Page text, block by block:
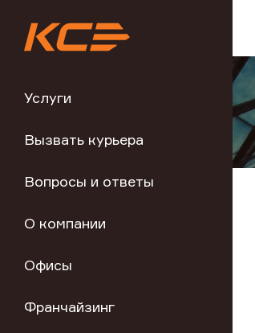
Услуги
Вызвать курьера
Вопросы и ответы
О компании
Офисы
Франчайзинг